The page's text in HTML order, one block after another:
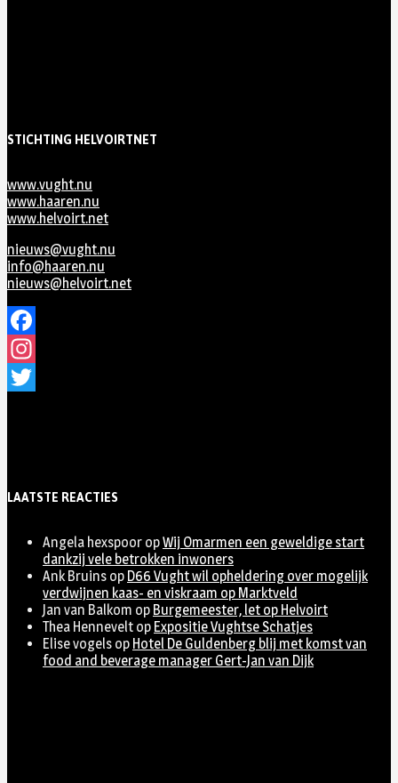
STICHTING HELVOIRTNET
www.vught.nu
www.haaren.nu
www.helvoirt.net
nieuws@vught.nu
info@haaren.nu
nieuws@helvoirt.net
Facebook
Instagram
LAATSTE REACTIES
Angela hexspoor opWij Omarmen een geweldige start
dankzij vele betrokken inwoners
Ank Bruins op D66 Vught wil opheldering over mogelijk
verdwijnen kaas- en viskraam op Marktveld
Jan van Balkom op Burgemeester, let op Helvoirt
Thea Hennevelt op Expositie Vughtse Schatjes
Elise vogels op Hotel De Guldenberg blij met komst van
food and beverage manager Gert-Jan van Dijk